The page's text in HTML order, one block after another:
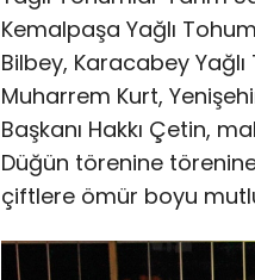
Kemalpaşa Yağlı
Bilbey, Karacabey
Muharrem Kurt,
Başkanı Hakkı Çetin,
Düğün törenine
çiftlere ömür boyu